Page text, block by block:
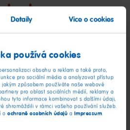
Detaily Více o cookies
používá cookies
obsahu a reklam a také proto,
pro sociální média a analyzovat přístup
způsobem používáte naše webové
pro oblast sociálních médií, reklamy a
tyto informace kombinovat s dalšími údaji,
shromáždili v rámci vašeho používání služeb.
o ochraně osobních údajů a Impressum.
krokem
narozeninovou
něj uděláme opravdovou oslavu!
zase pařit“ vytvořili den plný
poradíme vám, kdy co
času se na oslavu těšit – a